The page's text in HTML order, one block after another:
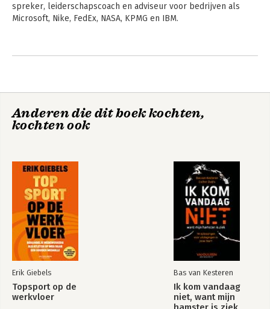
spreker, leiderschapscoach en adviseur voor bedrijven als
Microsoft, Nike, FedEx, NASA, KPMG en IBM.
Andere boeken door Robin Sharma
De monnik die zijn
Ferrari verkocht
5 AM Club -
Nederlandse editie
Anderen die dit boek kochten,
kochten ook
Erik Giebels
Topsport op de
werkvloer
Bas van Kesteren
Ik kom vandaag
niet, want mijn